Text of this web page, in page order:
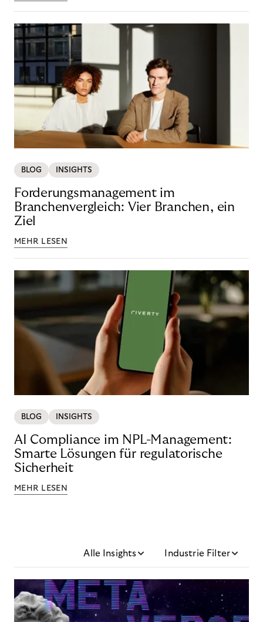
BLOG INSIGHTS
Forderungsmanagement im
Branchenvergleich: Vier Branchen, ein
Ziel
MEHR LESEN
BLOG INSIGHTS
AI Compliance im NPL-Management:
Smarte Lösungen für regulatorische
Sicherheit
MEHR LESEN
Alle Insights Industrie Filter